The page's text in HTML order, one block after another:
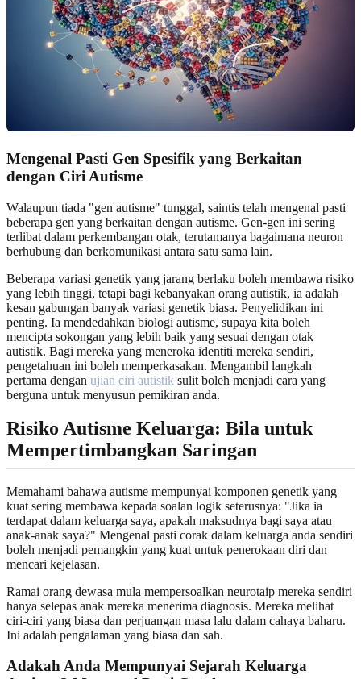
Mengenal Pasti Gen Spesifik yang Berkaitan
dengan Ciri Autisme
Walaupun tiada "gen autisme" tunggal, saintis telah mengenal pasti
beberapa gen yang berkaitan dengan autisme. Gen-gen ini sering
terlibat dalam perkembangan otak, terutamanya bagaimana neuron
berhubung dan berkomunikasi antara satu sama lain.
Beberapa variasi genetik yang jarang berlaku boleh membawa risiko
yang lebih tinggi, tetapi bagi kebanyakan orang autistik, ia adalah
kesan gabungan banyak variasi genetik biasa. Penyelidikan ini
penting. Ia mendedahkan biologi autisme, supaya kita boleh
mencipta sokongan yang lebih baik yang sesuai dengan otak
autistik. Bagi mereka yang meneroka identiti mereka sendiri,
pengetahuan ini boleh memperkasakan. Mengambil langkah
pertama dengan ujian ciri autistik sulit boleh menjadi cara yang
berguna untuk menyusun pemikiran anda.
Risiko Autisme Keluarga: Bila untuk
Mempertimbangkan Saringan
Memahami bahawa autisme mempunyai komponen genetik yang
kuat sering membawa kepada soalan logik seterusnya: "Jika ia
terdapat dalam keluarga saya, apakah maksudnya bagi saya atau
anak-anak saya?" Mengenal pasti corak dalam keluarga anda sendiri
boleh menjadi pemangkin yang kuat untuk penerokaan diri dan
mencari kejelasan.
Ramai orang dewasa mula mempersoalkan neurotaip mereka sendiri
hanya selepas anak mereka menerima diagnosis. Mereka melihat
ciri-ciri yang biasa dan perjuangan masa lalu dalam cahaya baharu.
Ini adalah pengalaman yang biasa dan sah.
Adakah Anda Mempunyai Sejarah Keluarga